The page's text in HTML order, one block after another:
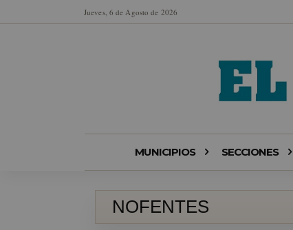
Jueves, 6 de Agosto de 2026
MUNICIPIOS SECCIONES
NOFENTES